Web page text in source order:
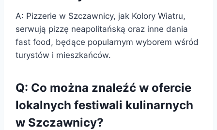
A: Pizzerie w Szczawnicy, jak Kolory Wiatru,
serwują pizzę neapolitańską oraz inne dania
fast food, będące popularnym wyborem wśród
turystów i mieszkańców.
Q: Co można znaleźć w ofercie
lokalnych festiwali kulinarnych
w Szczawnicy?